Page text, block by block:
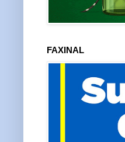
FAXINAL